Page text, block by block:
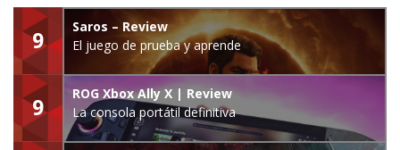
9
Saros – Review
El juego de prueba y aprende
9
ROG Xbox Ally X | Review
La consola portátil definitiva